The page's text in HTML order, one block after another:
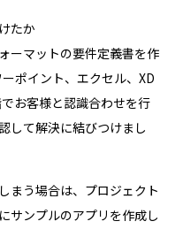
たか
ーマットの要件定義書を作
ポイント、エクセル、XD
お客様と認識合わせを行
して解決に結びつけまし
まう場合は、プロジェクト
サンプルのアプリを作成し